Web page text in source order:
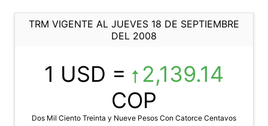
TRM VIGENTE AL JUEVES 18 DE SEPTIEMBRE
DEL 2008
1 USD =
2,139.14
COP
Dos Mil Ciento Treinta y Nueve Pesos Con Catorce Centavos